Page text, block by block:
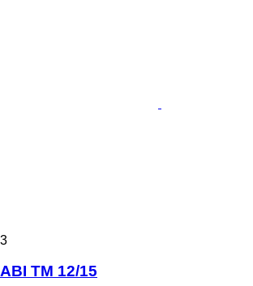
3
ABI TM 12/15